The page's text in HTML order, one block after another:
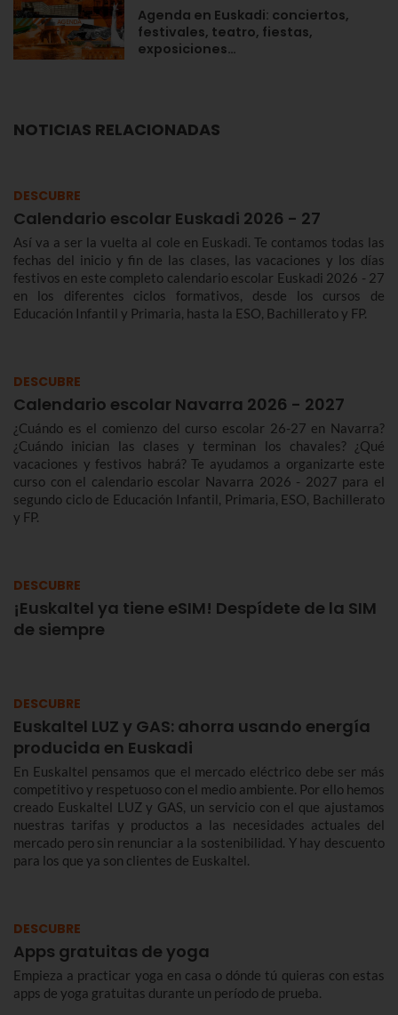
Agenda en Euskadi: conciertos,
festivales, teatro, fiestas,
exposiciones…
NOTICIAS RELACIONADAS
DESCUBRE
Calendario escolar Euskadi 2026 - 27
Así va a ser la vuelta al cole en Euskadi. Te contamos todas las
fechas del inicio y fin de las clases, las vacaciones y los días
festivos en este completo calendario escolar Euskadi 2026 - 27
en los diferentes ciclos formativos, desde los cursos de
Educación Infantil y Primaria, hasta la ESO, Bachillerato y FP.
DESCUBRE
Calendario escolar Navarra 2026 - 2027
¿Cuándo es el comienzo del curso escolar 26-27 en Navarra?
¿Cuándo inician las clases y terminan los chavales? ¿Qué
vacaciones y festivos habrá? Te ayudamos a organizarte este
curso con el calendario escolar Navarra 2026 - 2027 para el
segundo ciclo de Educación Infantil, Primaria, ESO, Bachillerato
y FP.
DESCUBRE
¡Euskaltel ya tiene eSIM! Despídete de la SIM
de siempre
DESCUBRE
Euskaltel LUZ y GAS: ahorra usando energía
producida en Euskadi
En Euskaltel pensamos que el mercado eléctrico debe ser más
competitivo y respetuoso con el medio ambiente. Por ello hemos
creado Euskaltel LUZ y GAS, un servicio con el que ajustamos
nuestras tarifas y productos a las necesidades actuales del
mercado pero sin renunciar a la sostenibilidad. Y hay descuento
para los que ya son clientes de Euskaltel.
DESCUBRE
Apps gratuitas de yoga
Empieza a practicar yoga en casa o dónde tú quieras con estas
apps de yoga gratuitas durante un período de prueba.